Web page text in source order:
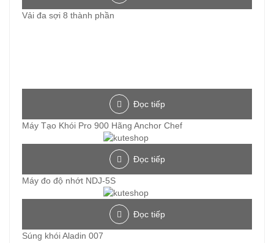
Vải đa sợi 8 thành phần
Đọc tiếp
Máy Tạo Khói Pro 900 Hãng Anchor Chef
Đọc tiếp
Máy đo độ nhớt NDJ-5S
Đọc tiếp
Súng khói Aladin 007